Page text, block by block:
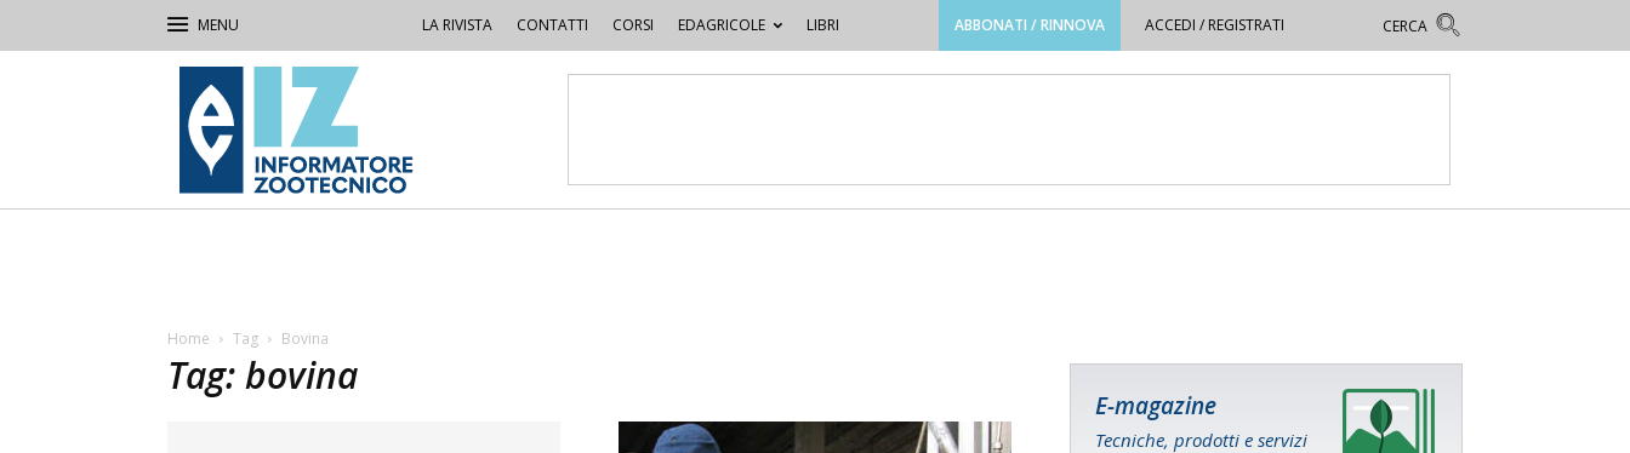
LA RIVISTA CONTATTI CORSI EDAGRICOLE LIBRI ABBONATI / RINNOVA ACCEDI / REGISTRATI
IZ
Informatore
Zootecnico
Home Tag Bovina
Tag: bovina
E-magazine
Tecniche, prodotti e servizi